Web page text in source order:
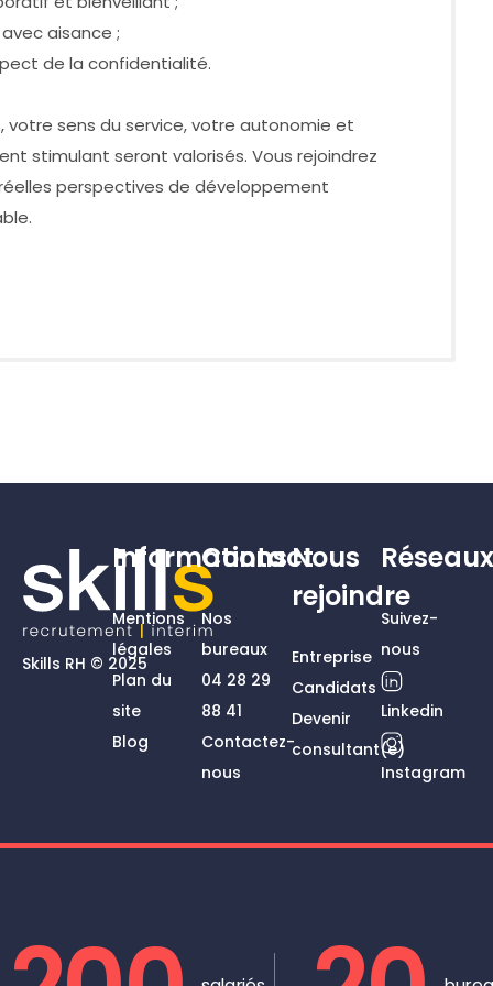
aisance ;
de la confidentialité.
sens du service, votre autonomie et
stimulant seront valorisés. Vous rejoindrez
perspectives de développement
Skills RH © 2025
Informations
Mentions
légales
Plan du
site
Blog
Contact
Nos
bureaux
04 28 29
88 41
Contactez-
nous
Nous
rejoindre
Entreprise
Candidats
Devenir
consultant(e)
Suivez-
nous
Linkedin
Instagram